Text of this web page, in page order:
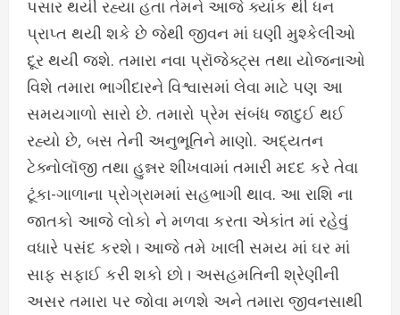
પસાર થયી રહ્યા હતા તેમને આજે ક્યાંક થી ધન
પ્રાપ્ત થયી શકે છે જેથી જીવન માં ઘણી મુશ્કેલીઓ
દૂર થયી જશે. તમારા નવા પ્રૉજેક્ટ્સ તથા યોજનાઓ
વિશે તમારા ભાગીદારને વિશ્વાસમાં લેવા માટે પણ આ
સમયગાળો સારો છે. તમારો પ્રેમ સંબંધ જાદુઈ થઈ
રહ્યો છે, બસ તેની અનુભૂતિને માણો. અદ્યતન
ટેક્નોલૉજી તથા હુન્નર શીખવામાં તમારી મદદ કરે તેવા
ટૂંકા-ગાળાના પ્રોગ્રામમાં સહભાગી થાવ. આ રાશિ ના
જાતકો આજે લોકો ને મળવા કરતા એકાંત માં રહેવું
વધારે પસંદ કરશે। આજે તમે ખાલી સમય માં ઘર માં
સાફ સફાઈ કરી શકો છો। અસહમતિની શ્રેણીની
અસર તમારા પર જોવા મળશે અને તમારા જીવનસાથી